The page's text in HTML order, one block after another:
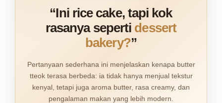
“Ini rice cake, tapi kok
rasanya seperti dessert
bakery?”
Pertanyaan sederhana ini menjelaskan kenapa butter
tteok terasa berbeda: ia tidak hanya menjual tekstur
kenyal, tetapi juga aroma butter, rasa creamy, dan
pengalaman makan yang lebih modern.